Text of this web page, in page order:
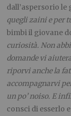
dall’aspersorio le
quegli zaini e per
bimbi il giovane
curiosità. Non
domande vi
riporvi anche la
accompagnarvi
un po’ noiso. E
consci di esserlo